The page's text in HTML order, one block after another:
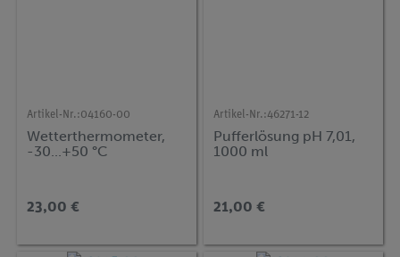
Artikel-Nr.:04160-00
Wetterthermometer,
-30...+50 °C
23,00 €
Artikel-Nr.:46271-12
Pufferlösung pH 7,01,
1000 ml
21,00 €